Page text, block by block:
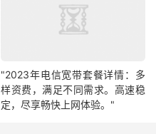
"2023年电信宽带套餐详情：多
样资费，满足不同需求。高速稳
定，尽享畅快上网体验。"